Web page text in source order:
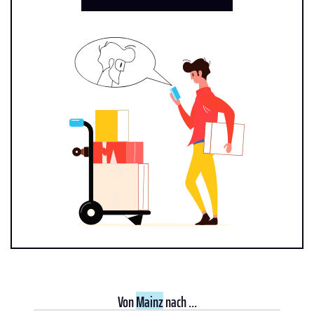
VonMainznach ...